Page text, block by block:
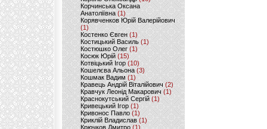
Корчинська Оксана
Анатоліївна (1)
Корявченков Юрій Валерійович
(1)
Костенко Євген (1)
Костицький Василь (1)
Костюшко Олег (1)
Косюк Юрій (15)
Котвіцький Ігор (10)
Кошелєва Альона(3)
Кошмак Вадим (1)
Кравець Андрій Віталійович (2)
Кравчук Леонід Макарович (1)
Краснокутський Сергій (1)
Кривецький Ігор (1)
Кривонос Павло (1)
Криклій Владислав (1)
Крючков Дмитро(1)